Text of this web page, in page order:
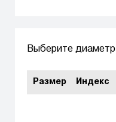
Выберите диаметр
Размер Индекс